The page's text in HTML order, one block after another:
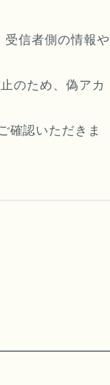
信者側の情報や
のため、偽アカ
確認いただきま